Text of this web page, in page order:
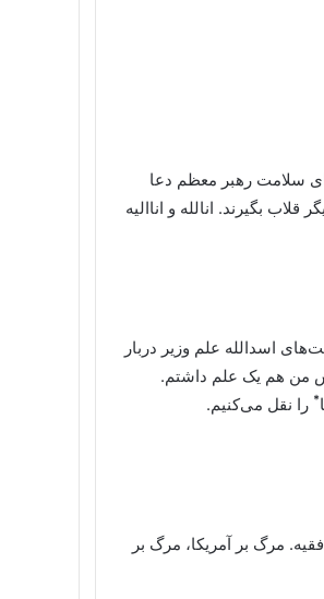
سلامت رهبر معظم دعا
بگیرند. انالله و اناالیه
اسدالله علم وزیر دربار
من هم یک علم داشتم.
* را نقل می‌کنیم.
مرگ بر آمریکا، مرگ بر